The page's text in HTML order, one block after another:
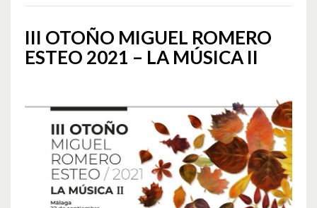
III OTOÑO MIGUEL ROMERO
ESTEO 2021 – LA MÚSICA II